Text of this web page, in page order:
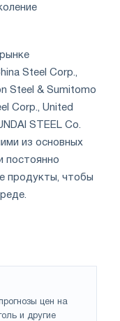
Steel Corp.,
Steel & Sumitomo
Corp., United
STEEL Co.
из основных
постоянно
продукты, чтобы
цен на
и другие